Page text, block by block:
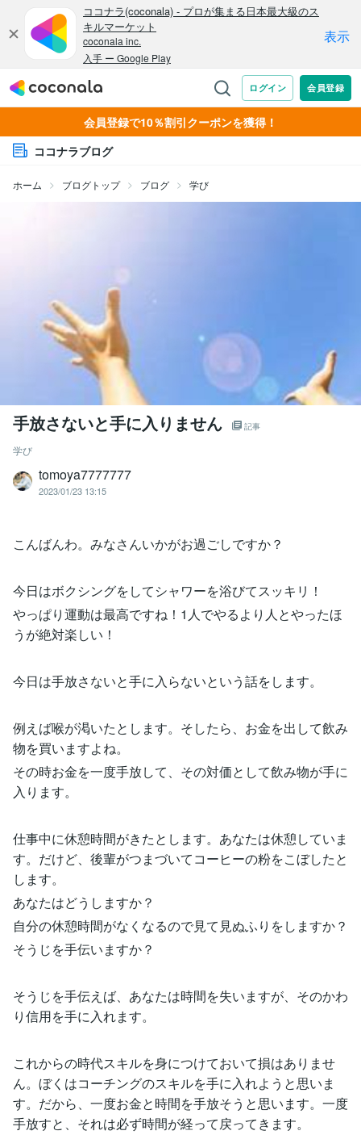
会員登録で10％割引クーポンを獲得！
ココナラブログ
ホーム ブログトップ ブログ 学び
手放さないと手に入りません 記事
学び
tomoya7777777
2023/01/23 13:15
こんばんわ。みなさんいかがお過ごしですか？
今日はボクシングをしてシャワーを浴びてスッキリ！
やっぱり運動は最高ですね！1人でやるより人とやったほ
うが絶対楽しい！
今日は手放さないと手に入らないという話をします。
例えば喉が渇いたとします。そしたら、お金を出して飲み
物を買いますよね。
その時お金を一度手放して、その対価として飲み物が手に
入ります。
仕事中に休憩時間がきたとします。あなたは休憩していま
す。だけど、後輩がつまづいてコーヒーの粉をこぼしたと
します。
あなたはどうしますか？
自分の休憩時間がなくなるので見て見ぬふりをしますか？
そうじを手伝いますか？
そうじを手伝えば、あなたは時間を失いますが、そのかわ
り信用を手に入れます。
これからの時代スキルを身につけておいて損はありませ
ん。ぼくはコーチングのスキルを手に入れようと思いま
す。だから、一度お金と時間を手放そうと思います。一度
手放すと、それは必ず時間が経って戻ってきます。